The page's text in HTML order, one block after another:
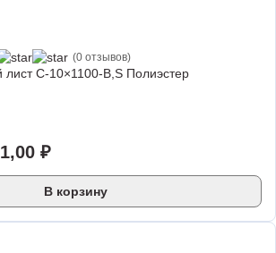
(0 отзывов)
С-10×1100-B,S Полиэстер
₽
В корзину